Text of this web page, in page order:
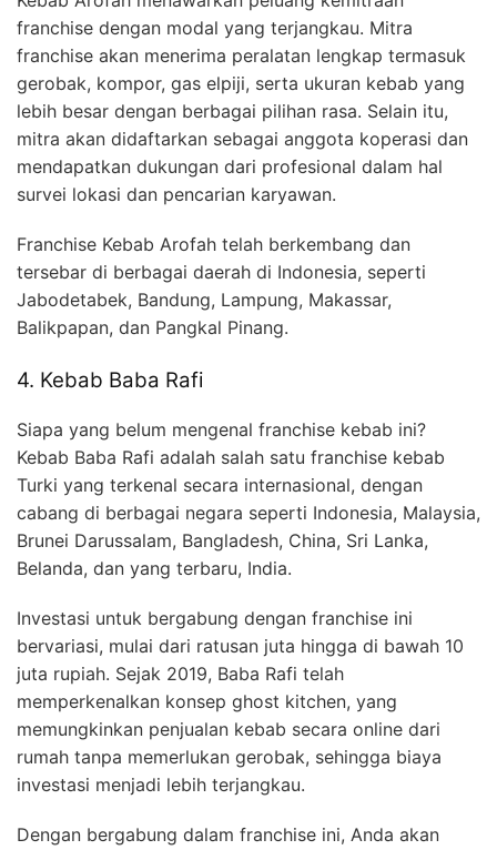
franchise dengan modal yang terjangkau. Mitra
franchise akan menerima peralatan lengkap termasuk
gerobak, kompor, gas elpiji, serta ukuran kebab yang
lebih besar dengan berbagai pilihan rasa. Selain itu,
mitra akan didaftarkan sebagai anggota koperasi dan
mendapatkan dukungan dari profesional dalam hal
survei lokasi dan pencarian karyawan.
Franchise Kebab Arofah telah berkembang dan
tersebar di berbagai daerah di Indonesia, seperti
Jabodetabek, Bandung, Lampung, Makassar,
Balikpapan, dan Pangkal Pinang.
4. Kebab Baba Rafi
Siapa yang belum mengenal franchise kebab ini?
Kebab Baba Rafi adalah salah satu franchise kebab
Turki yang terkenal secara internasional, dengan
cabang di berbagai negara seperti Indonesia, Malaysia,
Brunei Darussalam, Bangladesh, China, Sri Lanka,
Belanda, dan yang terbaru, India.
Investasi untuk bergabung dengan franchise ini
bervariasi, mulai dari ratusan juta hingga di bawah 10
juta rupiah. Sejak 2019, Baba Rafi telah
memperkenalkan konsep ghost kitchen, yang
memungkinkan penjualan kebab secara online dari
rumah tanpa memerlukan gerobak, sehingga biaya
investasi menjadi lebih terjangkau.
Dengan bergabung dalam franchise ini, Anda akan